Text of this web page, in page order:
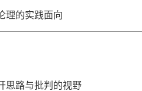
理的实践面向
思路与批判的视野